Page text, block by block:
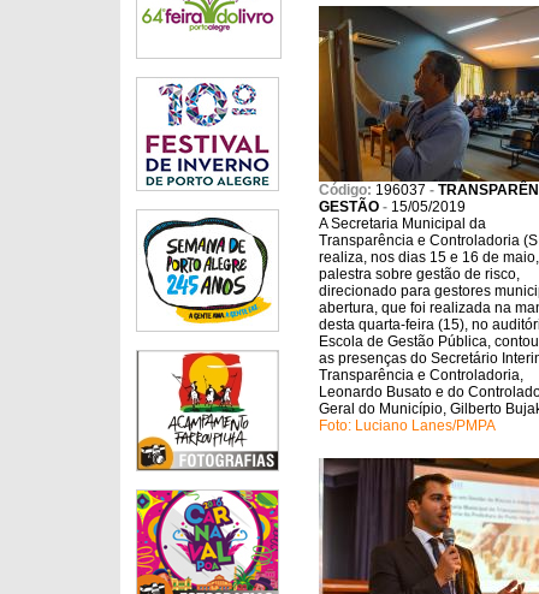
Código: 196037 -
GESTÃO - 15/05/2019
A Secretaria Municipal da
Transparência e Controladoria
realiza, nos dias 15 e 16 de maio,
palestra sobre gestão de risco,
direcionado para gestores
abertura, que foi realizada na
desta quarta-feira (15), no
Escola de Gestão Pública,
as presenças do Secretário
Transparência e Controladoria,
Leonardo Busato e do
Geral do Município, Gilberto
Foto: Luciano Lanes/PMPA